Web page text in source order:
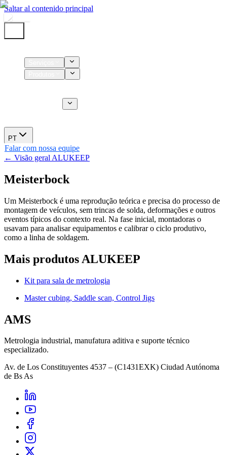
Saltar al contenido principal
PT
Falar com nossa equipe
← Visão geral ALUKEEP
Meisterbock
Um Meisterbock é uma reprodução teórica e precisa do processo de
montagem de veículos, sem trincas de solda, deformações e outros
eventos típicos do contexto real. Na fase inicial, montadoras o
usavam para analisar equipamentos e calibrar o ciclo produtivo,
como a linha de soldagem.
Mais produtos ALUKEEP
Kit para sala de metrologia
Master cubing, Saddle scan, Control Jigs
AMS
Metrologia industrial, manufatura aditiva e suporte técnico
especializado.
Av. de Los Constituyentes 4537 – (C1431EXK) Ciudad Autónoma
de Bs As